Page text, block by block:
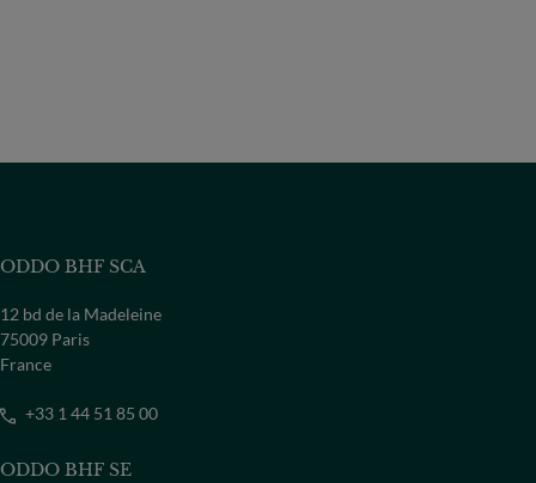
ODDO BHF SCA
12 bd de la Madeleine
75009 Paris
France
+33 1 44 51 85 00
ODDO BHF SE